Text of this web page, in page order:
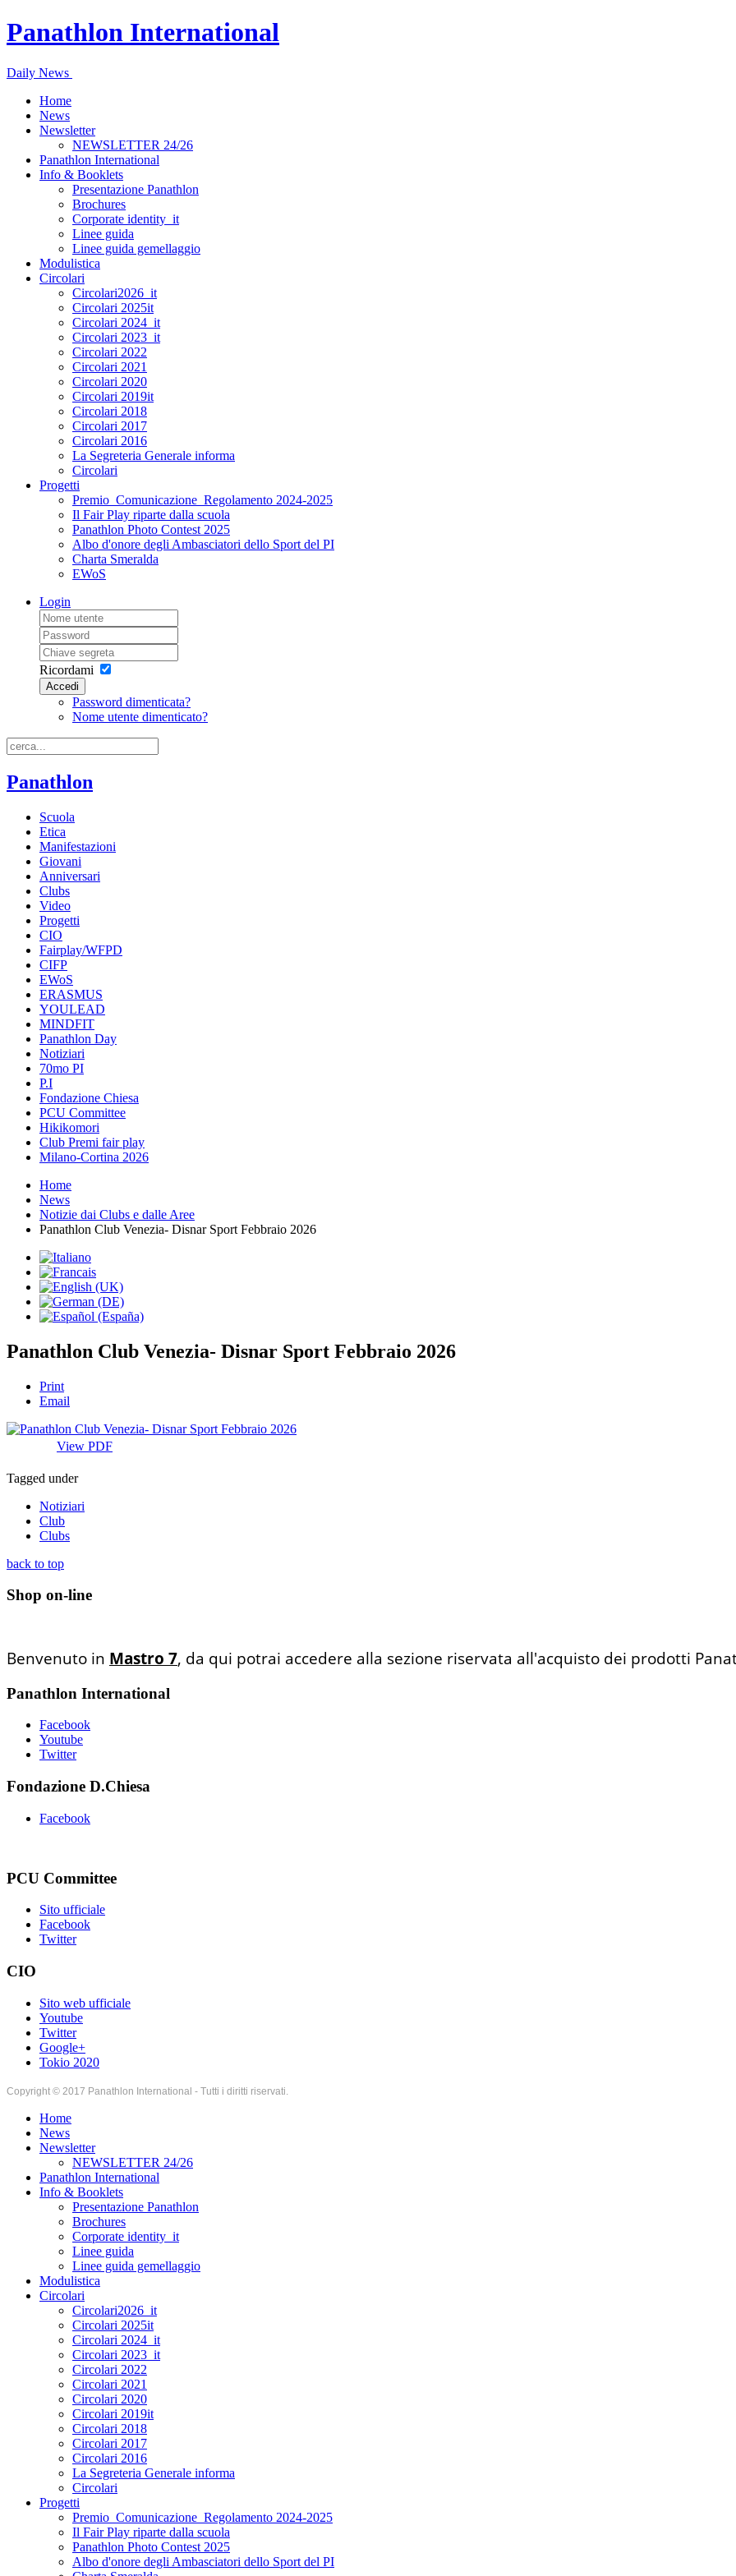
Panathlon International
Daily News
Home
News
Newsletter
NEWSLETTER 24/26
Panathlon International
Info & Booklets
Presentazione Panathlon
Brochures
Corporate identity_it
Linee guida
Linee guida gemellaggio
Modulistica
Circolari
Circolari2026_it
Circolari 2025it
Circolari 2024_it
Circolari 2023_it
Circolari 2022
Circolari 2021
Circolari 2020
Circolari 2019it
Circolari 2018
Circolari 2017
Circolari 2016
La Segreteria Generale informa
Circolari
Progetti
Premio_Comunicazione_Regolamento 2024-2025
Il Fair Play riparte dalla scuola
Panathlon Photo Contest 2025
Albo d'onore degli Ambasciatori dello Sport del PI
Charta Smeralda
EWoS
Login
Ricordami
Accedi
Password dimenticata?
Nome utente dimenticato?
Panathlon
Scuola
Etica
Manifestazioni
Giovani
Anniversari
Clubs
Video
Progetti
CIO
Fairplay/WFPD
CIFP
EWoS
ERASMUS
YOULEAD
MINDFIT
Panathlon Day
Notiziari
70mo PI
P.I
Fondazione Chiesa
PCU Committee
Hikikomori
Club Premi fair play
Milano-Cortina 2026
Home
News
Notizie dai Clubs e dalle Aree
Panathlon Club Venezia- Disnar Sport Febbraio 2026
Panathlon Club Venezia- Disnar Sport Febbraio 2026
Print
Email
View PDF
Tagged under
Notiziari
Club
Clubs
back to top
Shop on-line
Benvenuto in Mastro 7, da qui potrai accedere alla sezione riservata all'acquisto dei prodotti
Panathlon International
Facebook
Youtube
Twitter
Fondazione D.Chiesa
Facebook
PCU Committee
Sito ufficiale
Facebook
Twitter
CIO
Sito web ufficiale
Youtube
Twitter
Google+
Tokio 2020
Copyright © 2017 Panathlon International - Tutti i diritti riservati.
Home
News
Newsletter
NEWSLETTER 24/26
Panathlon International
Info & Booklets
Presentazione Panathlon
Brochures
Corporate identity_it
Linee guida
Linee guida gemellaggio
Modulistica
Circolari
Circolari2026_it
Circolari 2025it
Circolari 2024_it
Circolari 2023_it
Circolari 2022
Circolari 2021
Circolari 2020
Circolari 2019it
Circolari 2018
Circolari 2017
Circolari 2016
La Segreteria Generale informa
Circolari
Progetti
Premio_Comunicazione_Regolamento 2024-2025
Il Fair Play riparte dalla scuola
Panathlon Photo Contest 2025
Albo d'onore degli Ambasciatori dello Sport del PI